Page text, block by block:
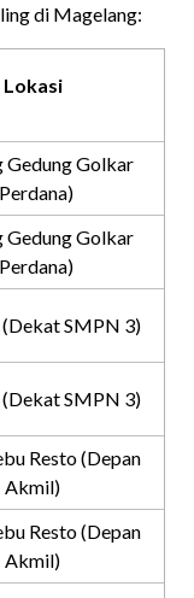
di Magelang:
Lokasi
Gedung Golkar
Gedung Golkar
SMPN 3)
SMPN 3)
Resto (Depan
Akmil)
Resto (Depan
Akmil)